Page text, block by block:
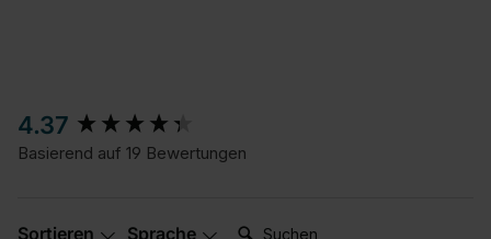
4.37
Basierend auf 19 Bewertungen
Sortieren Sprache Suchen:
New content loaded